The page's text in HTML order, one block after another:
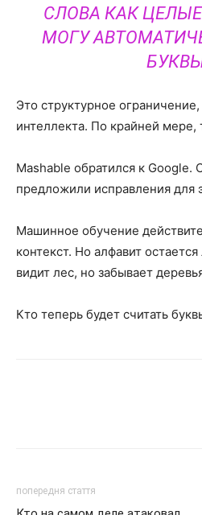
СЛОВА КАК
МОГУ
Это структурное
интеллекта. По крайней мере,
Mashable обратился к Google.
предложили исправления для
Машинное обучение
контекст. Но алфавит
видит лес, но забывает
Кто теперь будет считать
попередня стаття